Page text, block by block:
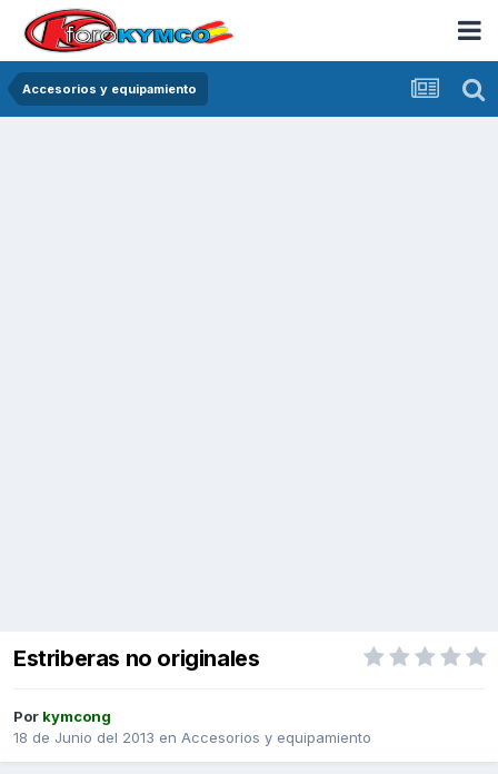
Accesorios y equipamiento
Estriberas no originales
Por kymcong
18 de Junio del 2013 en Accesorios y equipamiento